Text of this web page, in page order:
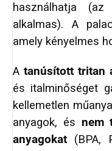
használhatja
alkalmas). A
amely kényelmes
A tanúsított tritan
és italminőséget
kellemetlen
anyagok, és nem
anyagokat (BPA,